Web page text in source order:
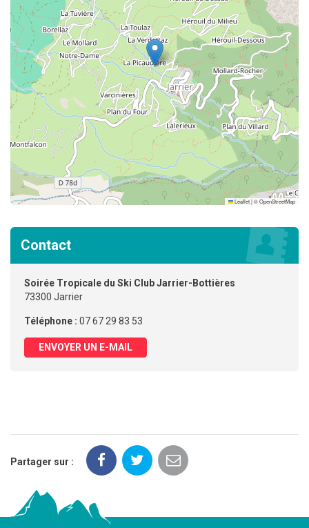
Leaflet|©OpenStreetMap
Contact
Soirée Tropicale du Ski Club Jarrier-Bottières
73300 Jarrier
Téléphone : 07 67 29 83 53
ENVOYER UN E-MAIL
Partager sur :